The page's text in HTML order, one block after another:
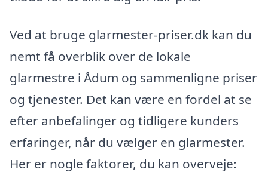
Ved at bruge glarmester-priser.dk kan du
nemt få overblik over de lokale
glarmestre i Ådum og sammenligne priser
og tjenester. Det kan være en fordel at se
efter anbefalinger og tidligere kunders
erfaringer, når du vælger en glarmester.
Her er nogle faktorer, du kan overveje: